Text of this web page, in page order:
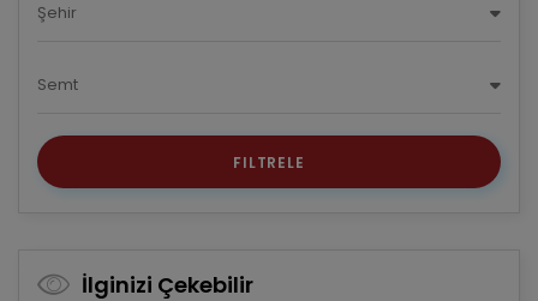
Şehir
Semt
FILTRELE
İlginizi Çekebilir